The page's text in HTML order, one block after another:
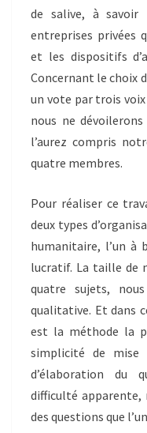
de salive, à
entreprises privées
et les dispositifs
Concernant le choix
un vote par trois
nous ne
l’aurez compris
quatre membres.
Pour réaliser ce
deux types
humanitaire, l’un à
lucratif. La taille de
quatre sujets,
qualitative. Et dans
est la méthode la
simplicité de mise
d’élaboration du
difficulté apparente,
des questions que